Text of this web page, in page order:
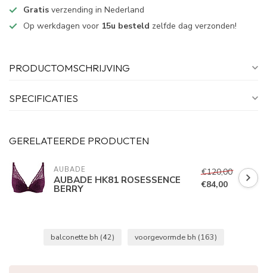
Gratis verzending in Nederland
Op werkdagen voor 15u besteld zelfde dag verzonden!
PRODUCTOMSCHRIJVING
SPECIFICATIES
GERELATEERDE PRODUCTEN
AUBADE
AUBADE HK81 ROSESSENCE
BERRY
€120,00
€84,00
balconette bh (42) voorgevormde bh (163)